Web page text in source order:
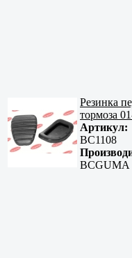
Резинка
тормоза
Артикул:
BC1108
BCGUMA